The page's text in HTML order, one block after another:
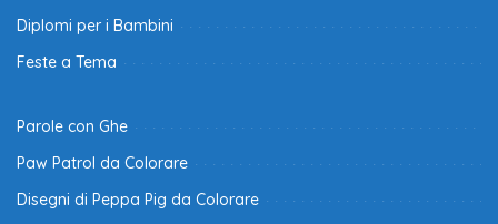
Diplomi per i Bambini
Feste a Tema
Parole con Ghe
Paw Patrol da Colorare
Disegni di Peppa Pig da Colorare